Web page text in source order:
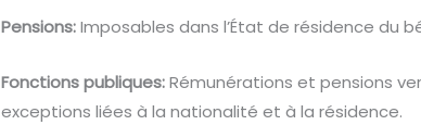
Pensions:Imposables dans l’État de résidence du
Fonctions publiques:Rémunérations et pensions
exceptions liées à la nationalité et à la résidence.